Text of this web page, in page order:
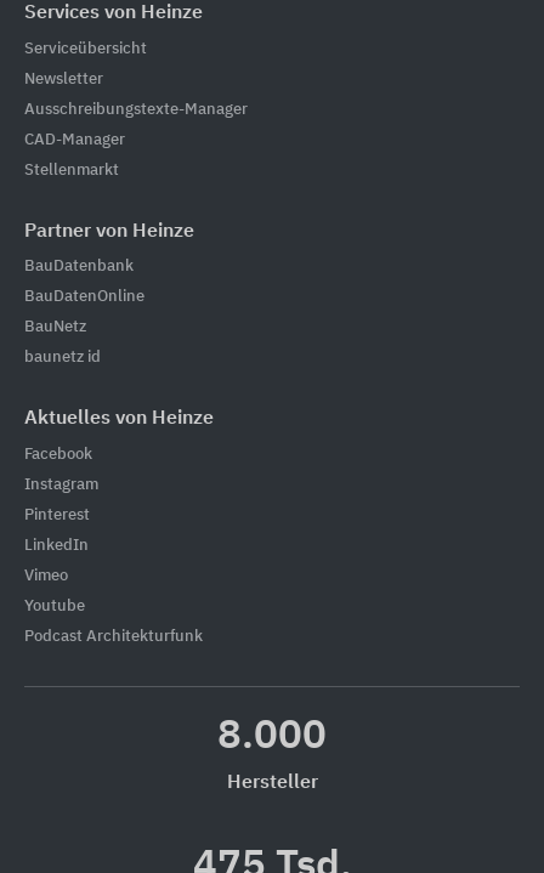
Services von Heinze
Serviceübersicht
Newsletter
Ausschreibungstexte-Manager
CAD-Manager
Stellenmarkt
Partner von Heinze
BauDatenbank
BauDatenOnline
BauNetz
baunetz id
Aktuelles von Heinze
Facebook
Instagram
Pinterest
LinkedIn
Vimeo
Youtube
Podcast Architekturfunk
8.000
Hersteller